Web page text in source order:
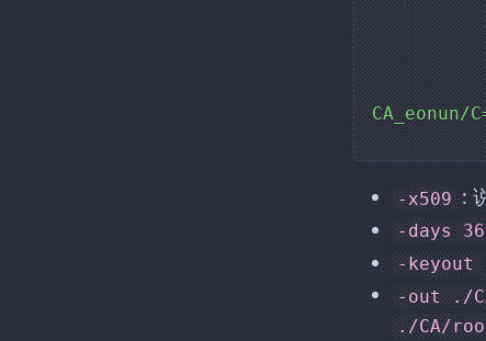
-x509 :
-days
-keyout
-out ./
./CA/